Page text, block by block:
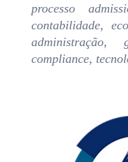
processo
contabilidade,
administração,
compliance,